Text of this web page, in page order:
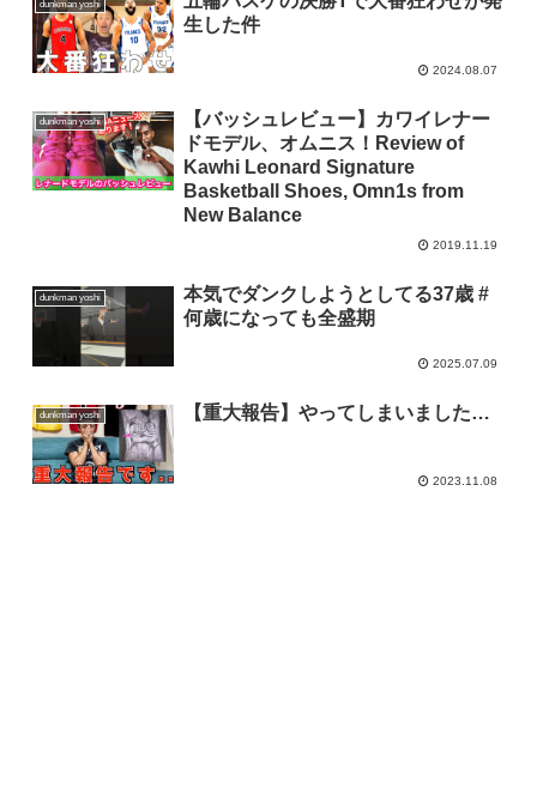
dunkman yoshi
生した件
2024.08.07
dunkman yoshi
【バッシュレビュー】カワイレナー
ドモデル、オムニス！Review of
Kawhi Leonard Signature
Basketball Shoes, Omn1s from
New Balance
2019.11.19
dunkman yoshi
本気でダンクしようとしてる37歳 #
何歳になっても全盛期
2025.07.09
dunkman yoshi 【重大報告】やってしまいました…
2023.11.08